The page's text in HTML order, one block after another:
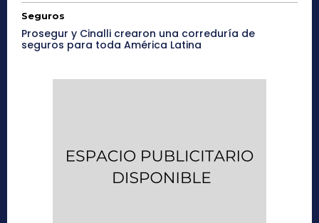
Seguros
Prosegur y Cinalli crearon una correduría de
seguros para toda América Latina